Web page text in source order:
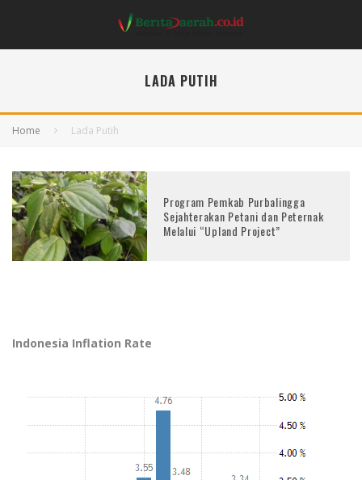
LADA PUTIH
Home Lada Putih
Program Pemkab Purbalingga
Sejahterakan Petani dan Peternak
Melalui “Upland Project”
Indonesia Inflation Rate